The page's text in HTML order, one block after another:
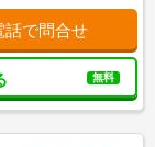
話で問合せ
無料